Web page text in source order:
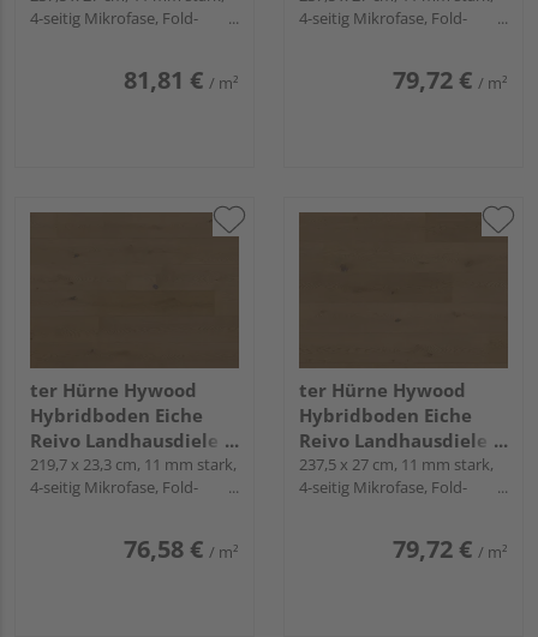
natürlich - Noblesse
4-seitig Mikrofase, Fold-
81,81 € / m²
extramatt natürlich -
4-seitig Mikrofase, Fold-
79,72 € / m²
ter Hürne Hywood
Hybridboden Eiche
Reivo Landhausdiele
lackiert extramatt
natürlich - CLASSIC
219,7 x 23,3 cm, 11 mm stark,
4-seitig Mikrofase, Fold-
76,58 € / m²
ter Hürne Hywood
Hybridboden Eiche
Reivo Landhausdiele
lackiert extramatt
lebhaft - Noblesse
237,5 x 27 cm, 11 mm stark,
4-seitig Mikrofase, Fold-
79,72 € / m²